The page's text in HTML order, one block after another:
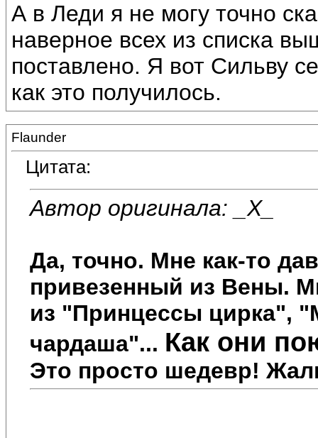
А в Леди я не могу точно
наверное всех из списка
поставлено. Я вот Сильву
как это получилось.
Flaunder
Цитата:
Автор оригинала: _X_
Да, точно. Мне как-то
привезенный из Вены.
из "Принцессы цирка",
чардаша"... Как они
Это просто шедевр!